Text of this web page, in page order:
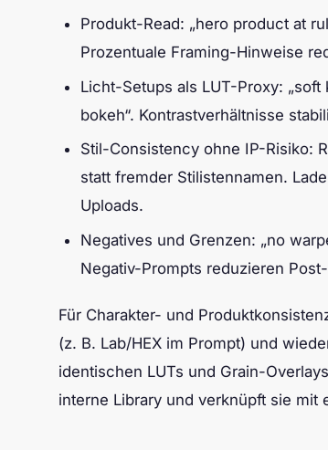
Produkt-Read: „hero product at
Prozentuale Framing-Hinweise
Licht-Setups als LUT-Proxy:
bokeh“. Kontrastverhältnisse
Stil-Consistency ohne IP-Risiko:
statt fremder Stilistennamen.
Uploads.
Negatives und Grenzen: „no
Negativ-Prompts reduzieren
Für Charakter- und
(z. B. Lab/HEX im Prompt) und
identischen LUTs und Grain-
interne Library und verknüpft sie